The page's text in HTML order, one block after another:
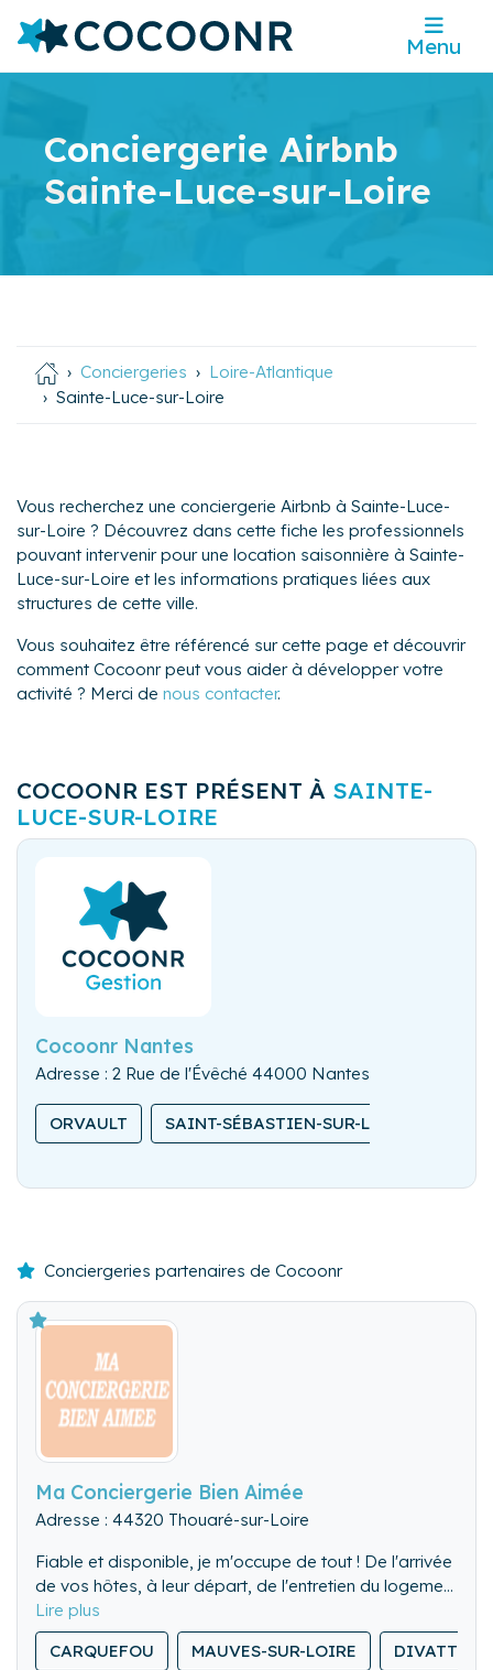
Menu
Conciergerie Airbnb
Sainte-Luce-sur-Loire
Conciergeries
Loire-Atlantique
Sainte-Luce-sur-Loire
Vous recherchez une conciergerie Airbnb à Sainte-Luce-
sur-Loire ? Découvrez dans cette fiche les professionnels
pouvant intervenir pour une location saisonnière à Sainte-
Luce-sur-Loire et les informations pratiques liées aux
structures de cette ville.
Vous souhaitez être référencé sur cette page et découvrir
comment Cocoonr peut vous aider à développer votre
activité ? Merci de nous contacter.
COCOONR EST PRÉSENT À SAINTE-
LUCE-SUR-LOIRE
Cocoonr Nantes
Adresse : 2 Rue de l'Évêché 44000 Nantes
ORVAULT SAINT-SÉBASTIEN-SUR-LOIRE
Conciergeries partenaires de Cocoonr
Ma Conciergerie Bien Aimée
Adresse : 44320 Thouaré-sur-Loire
Fiable et disponible, je m'occupe de tout ! De l'arrivée
de vos hôtes, à leur départ, de l'entretien du logement
et de son extérieur à une réservation dans un bon
restaurant en passant par l'organisation d'une soirée
(ou journée) spéciale, je répond présente!
CARQUEFOU MAUVES-SUR-LOIRE DIVATTE-